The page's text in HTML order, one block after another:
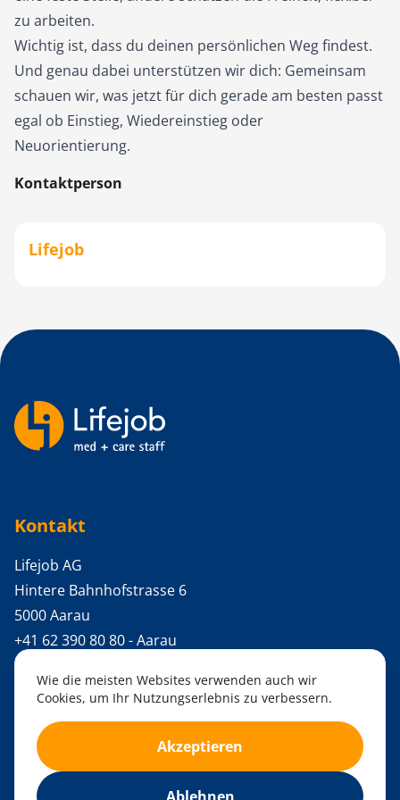
zu arbeiten.
Wichtig ist, dass du deinen persönlichen Weg findest.
Und genau dabei unterstützen wir dich: Gemeinsam
schauen wir, was jetzt für dich gerade am besten passt
egal ob Einstieg, Wiedereinstieg oder
Neuorientierung.
Kontaktperson
Lifejob
Kontakt
Lifejob AG
Hintere Bahnhofstrasse 6
5000 Aarau
+41 62 390 80 80- Aarau
+41 31 371 08 08
info@lifejob.ch
Backlinks
2026
Wie die meisten Websites verwenden auch wir
Cookies, um Ihr Nutzungserlebnis zu verbessern.
Akzeptieren